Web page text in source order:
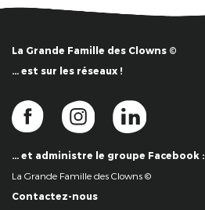
La Grande Famille des Clowns ©
… est sur les réseaux !
… et administre le groupe Facebook :
La Grande Famille des Clowns ©
Contactez-nous